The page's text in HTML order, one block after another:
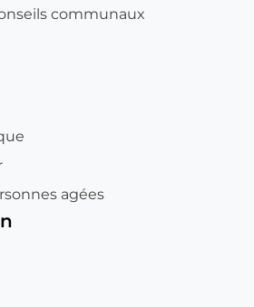
communaux
agées